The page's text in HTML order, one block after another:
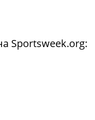
Sportsweek.org: